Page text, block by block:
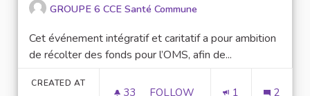
GROUPE 6 CCE Santé Commune
Cet événement intégratif et caritatif a pour ambition
de récolter des fonds pour l’OMS, afin de...
CREATED AT
33 33 FOLLOWERS
FOLLOW 1 2